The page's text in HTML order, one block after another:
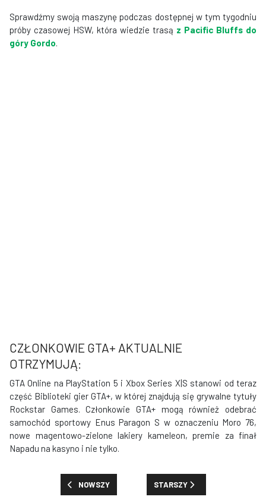
Sprawdźmy swoją maszynę podczas dostępnej w tym tygodniu
próby czasowej HSW, która wiedzie trasą z Pacific Bluffs do
góry Gordo.
CZŁONKOWIE GTA+ AKTUALNIE
OTRZYMUJĄ:
GTA Online na PlayStation 5 i Xbox Series X|S stanowi od teraz
część Biblioteki gier GTA+, w której znajdują się grywalne tytuły
Rockstar Games. Członkowie GTA+ mogą również odebrać
samochód sportowy Enus Paragon S w oznaczeniu Moro 76,
nowe magentowo-zielone lakiery kameleon, premie za finał
Napadu na kasyno i nie tylko.
POPRZEDNIA STRONA: OFERTA SPECJALNA -
NOWSZY NASTĘPNA STRONA:
STARSZY